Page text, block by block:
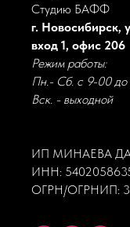
Студию БАФФ
г. Новосибирск,
вход 1, офис 206
Режим работы:
Пн.- Сб. с 9-00
Вск. - выходной
ИП МИНАЕВА
ИНН:
ОГРН/ОГРНИП: